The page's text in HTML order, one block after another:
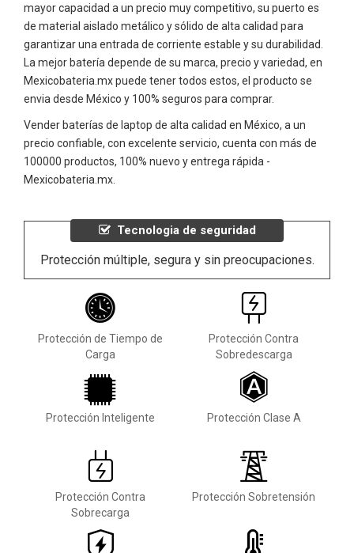
mayor capacidad a un precio muy competitivo, su puerto es
de material aislado metálico y sólido de alta calidad para
garantizar una entrada de corriente estable y su durabilidad.
La mejor batería depende de su marca, precio y variedad, en
Mexicobateria.mx puede tener todos estos, el producto se
envia desde México y 100% seguros para comprar.
Vender baterías de laptop de alta calidad en México, a un
precio confiable, con excelente servicio, cuenta con más de
100000 productos, 100% nuevo y entrega rápida -
Mexicobateria.mx.
Tecnologia de seguridad
Protección múltiple, segura y sin preocupaciones.
Protección de Tiempo de
Carga
Protección Contra
Sobredescarga
Protección Inteligente Protección Clase A
Protección Contra
Sobrecarga
Protección Sobretensión